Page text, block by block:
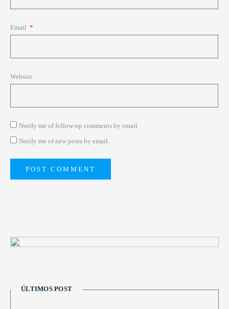
Email *
Website
Notify me of follow-up comments by email.
Notify me of new posts by email.
ÚLTIMOS POST